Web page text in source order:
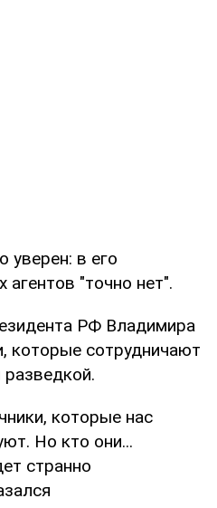
уверен: в его
агентов "точно нет".
РФ Владимира
которые сотрудничают
разведкой.
которые нас
Но кто они...
странно